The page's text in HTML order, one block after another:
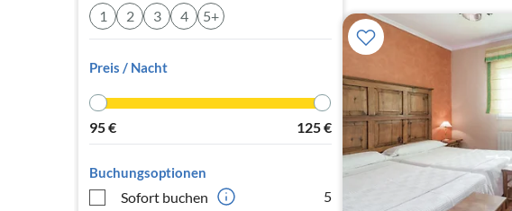
1 2 3 4 5+
Preis / Nacht
95€ 125€
Buchungsoptionen
Sofort buchen
5